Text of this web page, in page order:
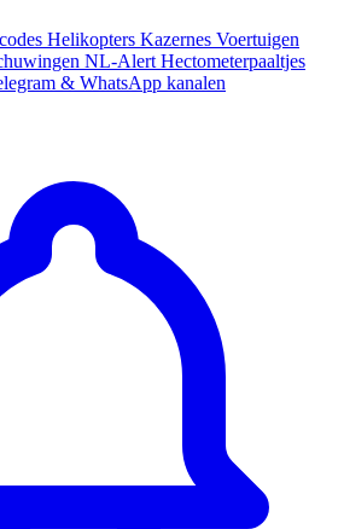
Helikopters Kazernes Voertuigen
NL-Alert Hectometerpaaltjes
& WhatsApp kanalen